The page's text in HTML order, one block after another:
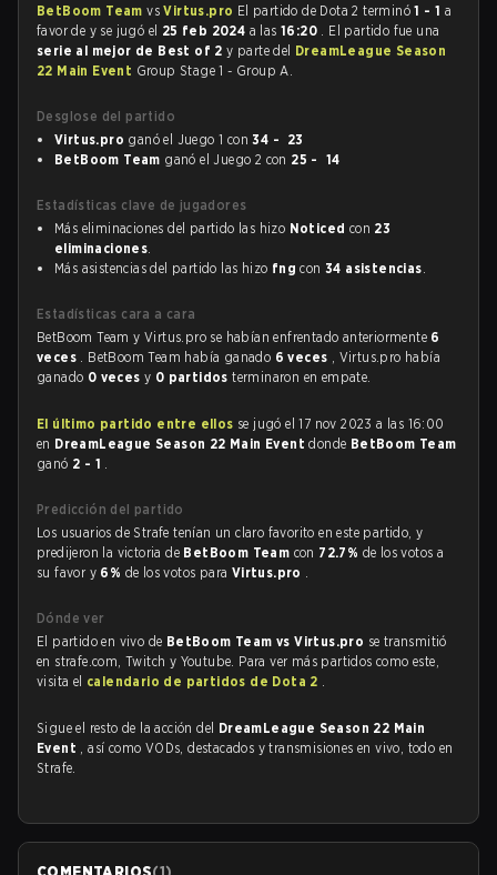
BetBoom TeamvsVirtus.pro El partido de Dota 2 terminó1 - 1 a
favor de y se jugó el 25 feb 2024 a las16:20 . El partido fue una
serie al mejor de Best of 2y parte del DreamLeague Season
22 Main Event Group Stage 1 - Group A.
Desglose del partido
Virtus.pro ganó el Juego 1 con34 - 23
BetBoom Team ganó el Juego 2 con 25 - 14
Estadísticas clave de jugadores
Más eliminaciones del partido las hizo Noticed con 23
eliminaciones.
Más asistencias del partido las hizo fng con34 asistencias.
Estadísticas cara a cara
BetBoom Team y Virtus.pro se habían enfrentado anteriormente 6
veces . BetBoom Team había ganado 6 veces , Virtus.pro había
ganado 0 vecesy 0 partidosterminaron en empate.
El último partido entre ellos se jugó el 17 nov 2023 a las 16:00
en DreamLeague Season 22 Main Eventdonde BetBoom Team
ganó 2 - 1 .
Predicción del partido
Los usuarios de Strafe tenían un claro favorito en este partido, y
predijeron la victoria de BetBoom Team con 72.7% de los votos a
su favor y 6% de los votos para Virtus.pro .
Dónde ver
El partido en vivo de BetBoom Team vs Virtus.pro se transmitió
en strafe.com, Twitch y Youtube. Para ver más partidos como este,
visita el calendario de partidos de Dota 2 .
Sigue el resto de la acción del DreamLeague Season 22 Main
Event , así como VODs, destacados y transmisiones en vivo, todo en
Strafe.